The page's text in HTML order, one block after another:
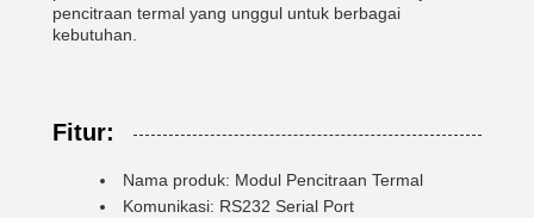
pencitraan termal yang unggul untuk berbagai
kebutuhan.
Fitur:
Nama produk: Modul Pencitraan Termal
Komunikasi: RS232 Serial Port